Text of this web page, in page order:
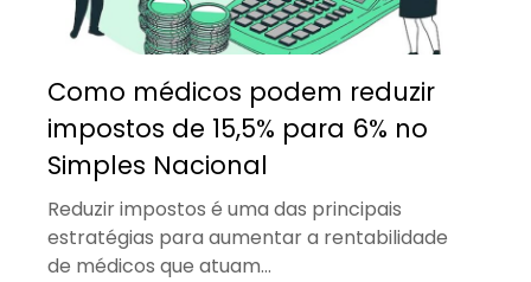
Como médicos podem reduzir
impostos de 15,5% para 6% no
Simples Nacional
Reduzir impostos é uma das principais
estratégias para aumentar a rentabilidade
de médicos que atuam...